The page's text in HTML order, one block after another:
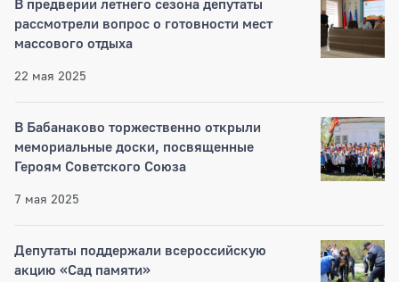
рассмотрели вопрос о готовности мест
массового отдыха
22 мая 2025
В Бабанаково торжественно открыли
мемориальные доски, посвященные
Героям Советского Союза
7 мая 2025
Депутаты поддержали всероссийскую
акцию «Сад памяти»